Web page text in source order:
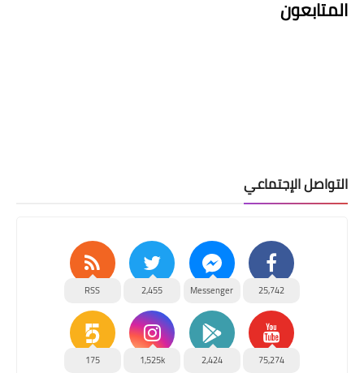
المتابعون
التواصل الإجتماعي
25,742
Messenger
2,455
RSS
75,274
2,424
1,525k
175